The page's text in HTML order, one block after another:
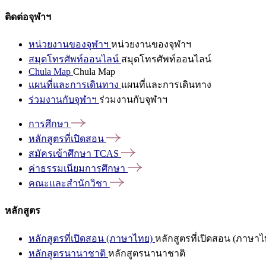
ติดต่อจุฬาฯ
หน่วยงานของจุฬาฯ หน่วยงานของจุฬาฯ
สมุดโทรศัพท์ออนไลน์ สมุดโทรศัพท์ออนไลน์
Chula Map Chula Map
แผนที่และการเดินทาง แผนที่และการเดินทาง
ร่วมงานกับจุฬาฯ ร่วมงานกับจุฬาฯ
การศึกษา
หลักสูตรที่เปิดสอน
สมัครเข้าศึกษา TCAS
ค่าธรรมเนียมการศึกษา
คณะและสำนักวิชา
หลักสูตร
หลักสูตรที่เปิดสอน (ภาษาไทย) หลักสูตรที่เปิดสอน (ภาษาไ
หลักสูตรนานาชาติ หลักสูตรนานาชาติ